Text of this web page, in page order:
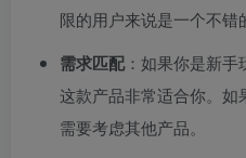
限的用户来说是一个不错
需求匹配：如果你是新手
这款产品非常适合你。
需要考虑其他产品。